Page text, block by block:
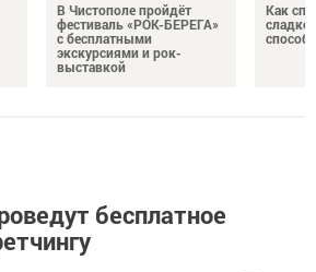
В Чистополе пройдёт
фестиваль «РОК-БЕРЕГА»
с бесплатными
экскурсиями и рок-
выставкой
Как
бесплатное